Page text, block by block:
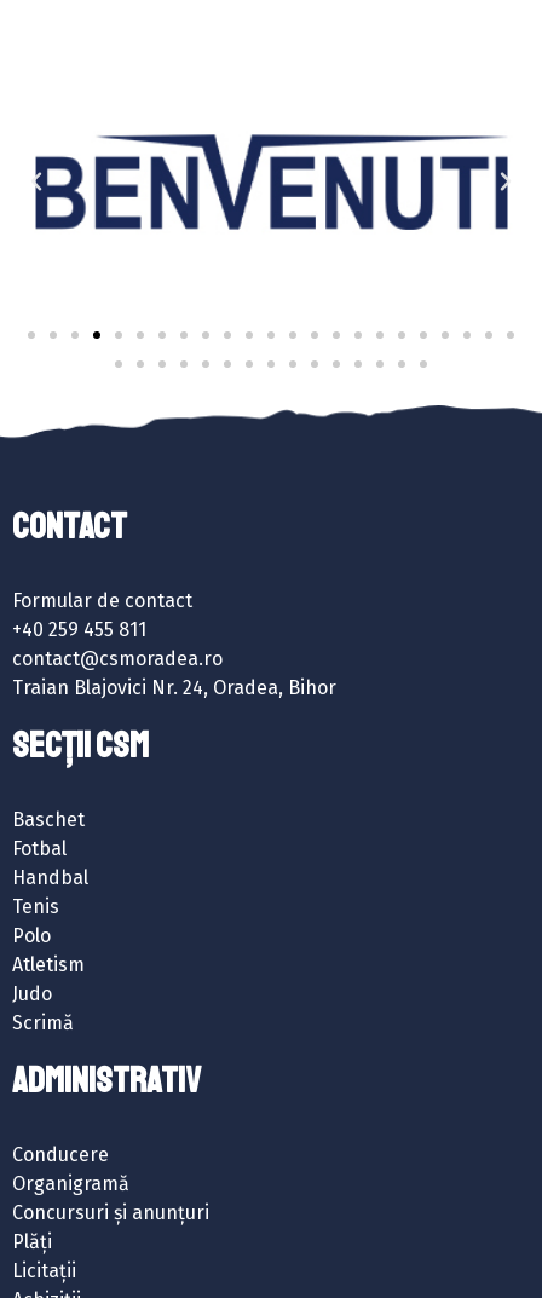
Contact
Formular de contact
+40 259 455 811
contact@csmoradea.ro
Traian Blajovici Nr. 24, Oradea, Bihor
SECȚII CSM
Baschet
Fotbal
Handbal
Tenis
Polo
Atletism
Judo
Scrimă
ADMINISTRATIV
Conducere
Organigramă
Concursuri și anunțuri
Plăți
Licitații